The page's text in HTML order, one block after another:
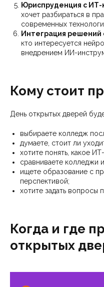
Юриспруденция с
хочет разбираться в
современных
Интеграция
кто интересуется
внедрением ИИ-
Кому стоит
День открытых дверей
выбираете колледж
думаете, стоит ли
хотите понять, какое
сравниваете колледжи
ищете образование с
перспективой;
хотите задать вопросы
Когда и где
открытых